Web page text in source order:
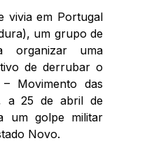
vivia em Portugal
um grupo de
organizar uma
de derrubar o
Movimento das
a 25 de abril de
um golpe militar
Novo.